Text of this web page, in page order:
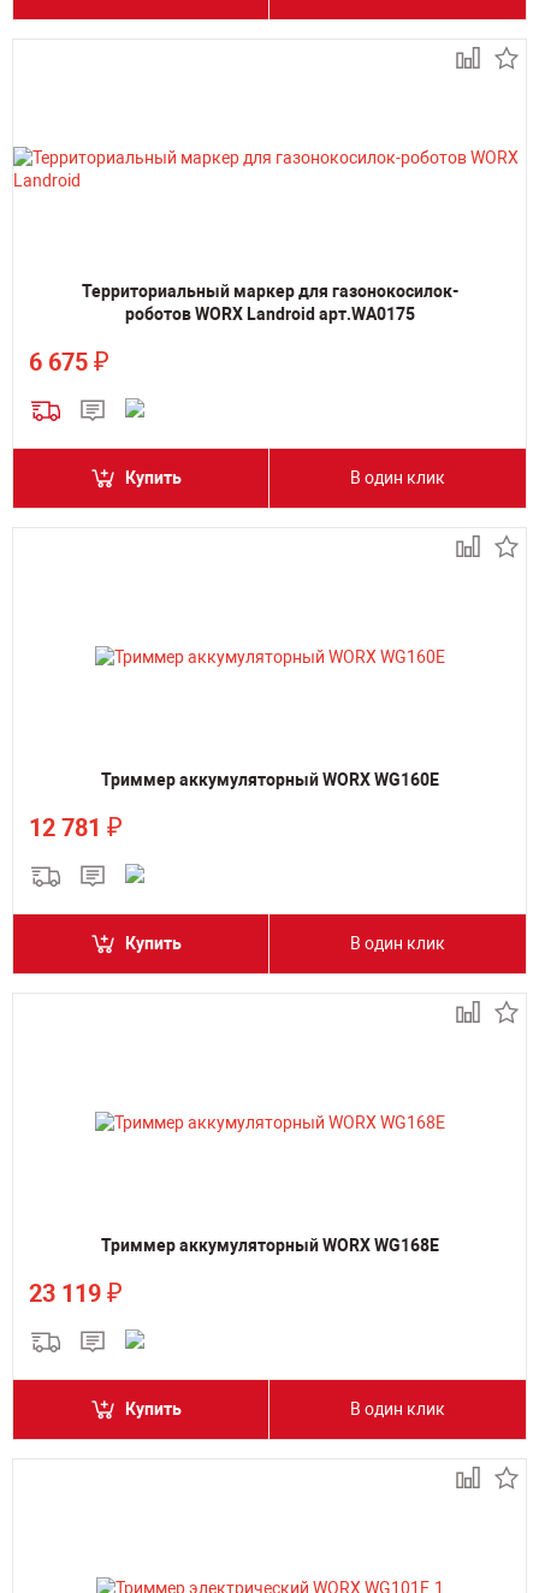
Территориальный маркер для газонокосилок-
роботов WORX Landroid арт.WA0175
6 675 ₽
Купить В один клик
Триммер аккумуляторный WORX WG160E
12 781 ₽
Купить В один клик
Триммер аккумуляторный WORX WG168E
23 119 ₽
Купить В один клик